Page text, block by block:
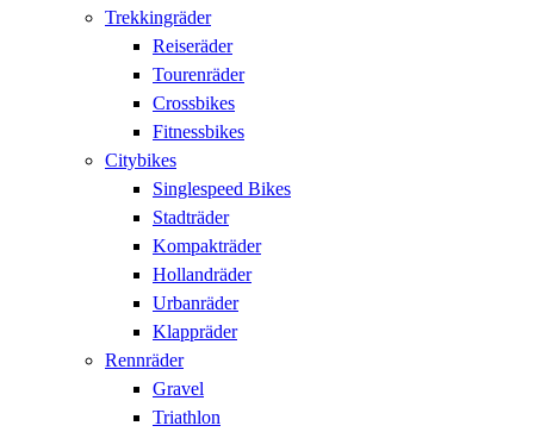
Trekkingräder
Reiseräder
Tourenräder
Crossbikes
Fitnessbikes
Citybikes
Singlespeed Bikes
Stadträder
Kompakträder
Hollandräder
Urbanräder
Klappräder
Rennräder
Gravel
Triathlon